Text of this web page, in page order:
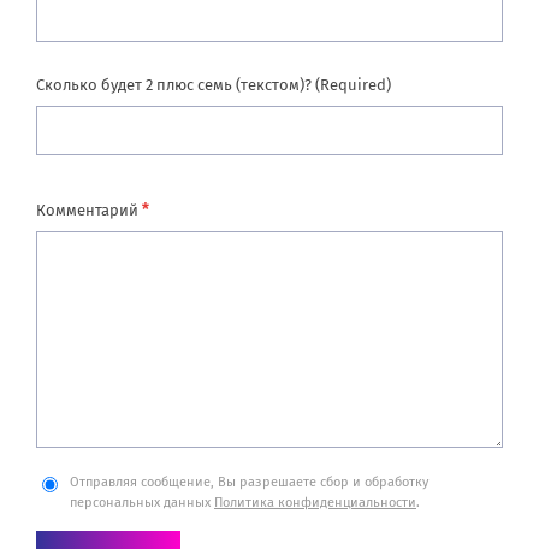
Сколько будет 2 плюс семь (текстом)? (Required)
Комментарий *
Отправляя сообщение, Вы разрешаете сбор и обработку
персональных данных Политика конфиденциальности.